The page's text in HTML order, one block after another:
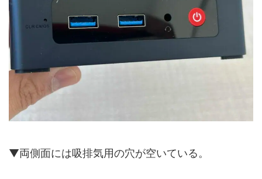
▼両側面には吸排気用の穴が空いている。